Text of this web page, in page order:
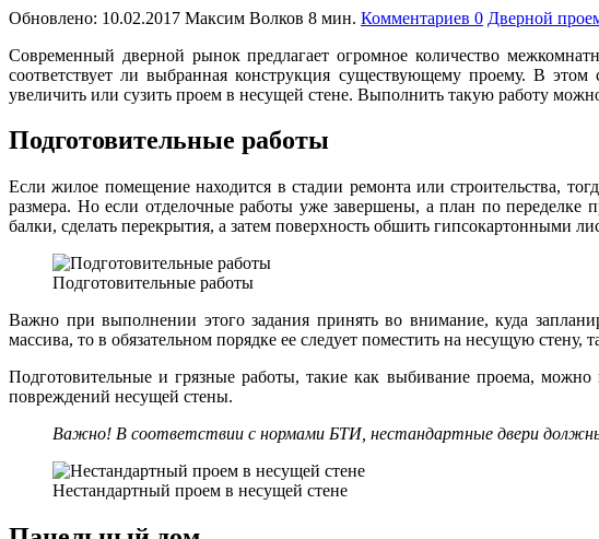
Обновлено: 10.02.2017 Максим Волков 8 мин. Комментариев 0 Дверной
Современный дверной рынок предлагает огромное количество
соответствует ли выбранная конструкция существующему проему. В
увеличить или сузить проем в несущей стене. Выполнить такую работу
Подготовительные работы
Если жилое помещение находится в стадии ремонта или строительства,
размера. Но если отделочные работы уже завершены, а план по переделке
балки, сделать перекрытия, а затем поверхность обшить гипсокартонными
Подготовительные работы
Важно при выполнении этого задания принять во внимание, куда
массива, то в обязательном порядке ее следует поместить на несущую
Подготовительные и грязные работы, такие как выбивание проема, можно
повреждений несущей стены.
Важно! В соответствии с нормами БТИ, нестандартные двери
Нестандартный проем в несущей стене